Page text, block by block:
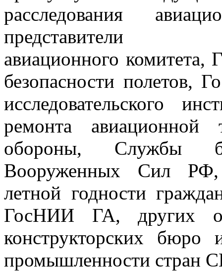
расследования
представители
авиационного комитета,
безопасности полетов,
исследовательского
ремонта авиационной
обороны, Службы
Вооруженных Сил РФ,
летной годности
ГосНИИ ГА, других
конструкторских бюро
промышленности стран